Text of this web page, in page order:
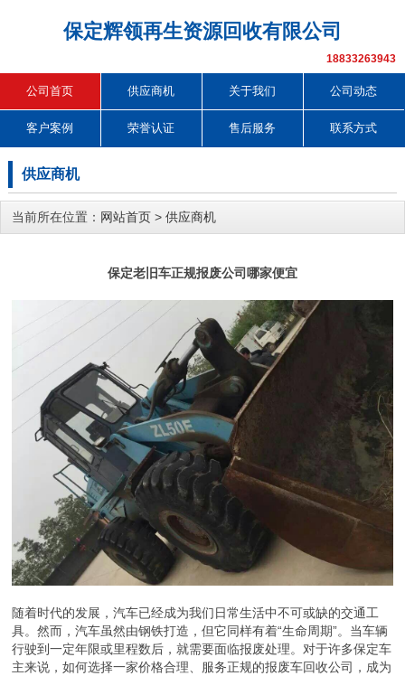
保定辉领再生资源回收有限公司
18833263943
公司首页 供应商机 关于我们 公司动态
客户案例 荣誉认证 售后服务 联系方式
供应商机
当前所在位置： 网站首页 > 供应商机
保定老旧车正规报废公司哪家便宜
随着时代的发展，汽车已经成为我们日常生活中不可或缺的交通工
具。然而，汽车虽然由钢铁打造，但它同样有着“生命周期”。当车辆
行驶到一定年限或里程数后，就需要面临报废处理。对于许多保定车
主来说，如何选择一家价格合理、服务正规的报废车回收公司，成为